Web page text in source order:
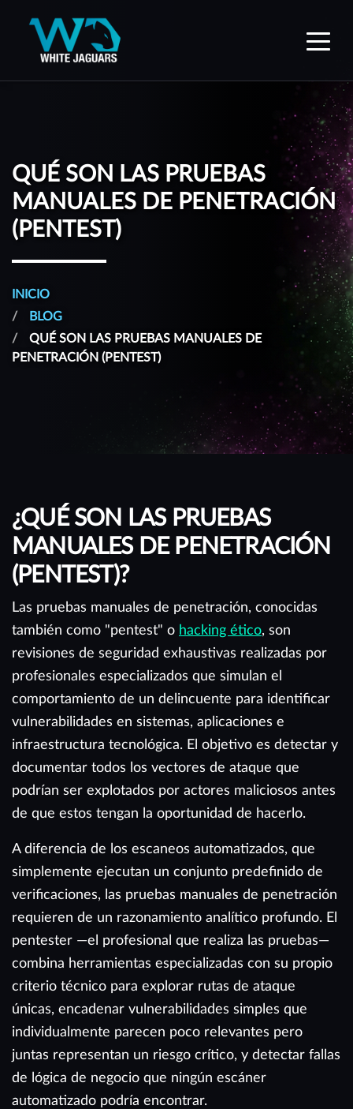
WhiteJaguars — Inicio
QUÉ SON LAS PRUEBAS
MANUALES DE PENETRACIÓN
(PENTEST)
INICIO
BLOG
QUÉ SON LAS PRUEBAS MANUALES DE
PENETRACIÓN (PENTEST)
¿QUÉ SON LAS PRUEBAS
MANUALES DE PENETRACIÓN
(PENTEST)?
Las pruebas manuales de penetración, conocidas
también como "pentest" o hacking ético, son
revisiones de seguridad exhaustivas realizadas por
profesionales especializados que simulan el
comportamiento de un delincuente para identificar
vulnerabilidades en sistemas, aplicaciones e
infraestructura tecnológica. El objetivo es detectar y
documentar todos los vectores de ataque que
podrían ser explotados por actores maliciosos antes
de que estos tengan la oportunidad de hacerlo.
A diferencia de los escaneos automatizados, que
simplemente ejecutan un conjunto predefinido de
verificaciones, las pruebas manuales de penetración
requieren de un razonamiento analítico profundo. El
pentester —el profesional que realiza las pruebas—
combina herramientas especializadas con su propio
criterio técnico para explorar rutas de ataque
únicas, encadenar vulnerabilidades simples que
individualmente parecen poco relevantes pero
juntas representan un riesgo crítico, y detectar fallas
de lógica de negocio que ningún escáner
automatizado podría encontrar.